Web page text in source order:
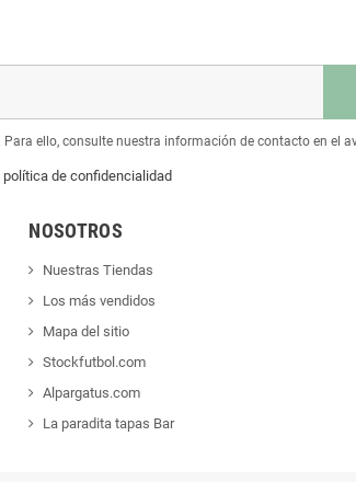
ello, consulte nuestra información de contacto en el
de confidencialidad
NOSOTROS
Nuestras Tiendas
Los más vendidos
Mapa del sitio
Stockfutbol.com
Alpargatus.com
La paradita tapas Bar